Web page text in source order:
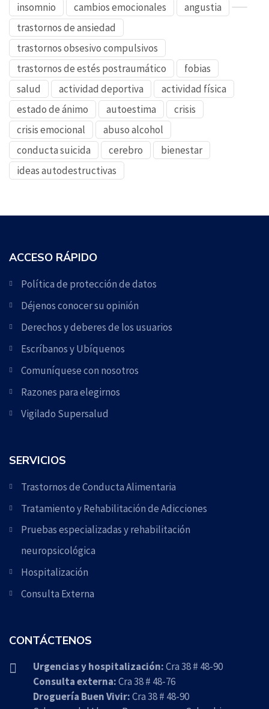
insomnio
cambios emocionales
angustia
trastornos de ansiedad
trastornos obsesivo compulsivos
trastornos de estés postraumático
fobias
salud
actividad deportiva
actividad física
estado de ánimo
autoestima
crisis
crisis emocional
abuso alcohol
conducta suicida
cerebro
bienestar
ideas autodestructivas
ACCESO RÁPIDO
Política de protección de datos
Déjenos conocer su opinión
Derechos y deberes de los usuarios
Escríbanos y Ubíquenos
Comuníquese con nosotros
Razones para elegirnos
Vigilado Supersalud
SERVICIOS
Trastornos de Conducta Alimentaria
Tratamiento y Rehabilitación de Adicciones
Pruebas especializadas y rehabilitación
neuropsicológica
Hospitalización
Consulta Externa
CONTÁCTENOS
Urgencias y hospitalización:Cra 38 # 48-90
Consulta externa:Cra 38 # 48-76
Droguería Buen Vivir:Cra 38 # 48-90